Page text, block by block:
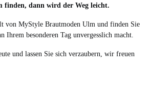
finden, dann wird der Weg leicht.
von MyStyle Brautmoden Ulm und finden Sie
Ihrem besonderen Tag unvergesslich macht.
und lassen Sie sich verzaubern, wir freuen